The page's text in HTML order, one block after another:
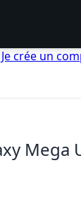
Je crée un
Mega